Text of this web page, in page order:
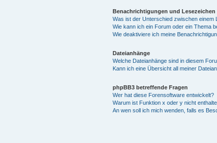
Benachrichtigungen und Lesezeichen
Was ist der Unterschied zwischen
Wie kann ich ein Forum oder ein Thema
Wie deaktiviere ich meine
Dateianhänge
Welche Dateianhänge sind in diesem
Kann ich eine Übersicht all meiner
phpBB3 betreffende Fragen
Wer hat diese Forensoftware entwickelt?
Warum ist Funktion x oder y nicht
An wen soll ich mich wenden, falls es